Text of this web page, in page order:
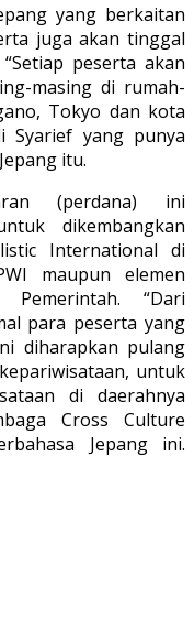
yang berkaitan
juga akan tinggal
peserta akan
masing di rumah-
Tokyo dan kota
Syarief yang punya
itu.
(perdana) ini
dikembangkan
International di
maupun elemen
Pemerintah. “Dari
para peserta yang
diharapkan pulang
untuk
di daerahnya
Cross Culture
Jepang ini.